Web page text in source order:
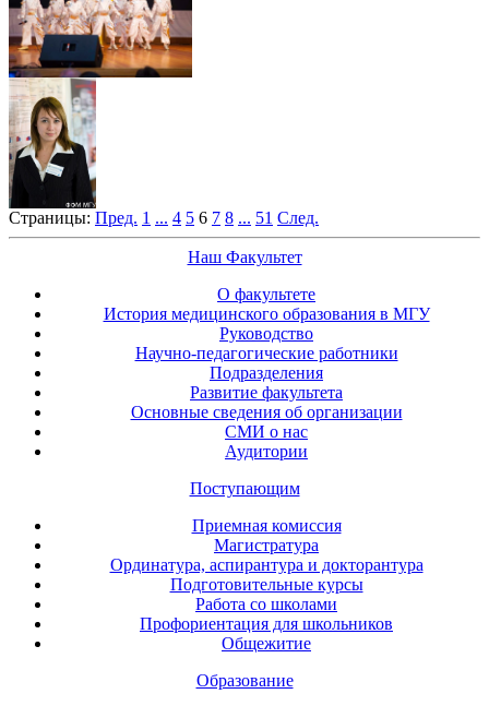
Страницы: Пред. 1 ... 4 5 6 7 8 ... 51 След.
Наш Факультет
О факультете
История медицинского образования в МГУ
Руководство
Научно-педагогические работники
Подразделения
Развитие факультета
Основные сведения об организации
СМИ о нас
Аудитории
Поступающим
Приемная комиссия
Магистратура
Ординатура, аспирантура и докторантура
Подготовительные курсы
Работа со школами
Профориентация для школьников
Общежитие
Образование